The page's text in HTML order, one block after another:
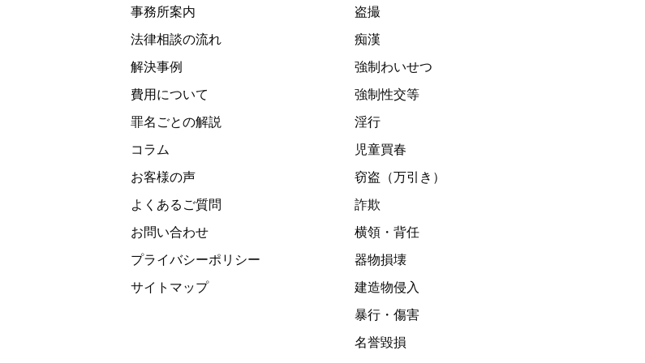
事務所案内
法律相談の流れ
解決事例
費用について
罪名ごとの解説
コラム
お客様の声
よくあるご質問
お問い合わせ
プライバシーポリシー
サイトマップ
盗撮
痴漢
強制わいせつ
強制性交等
淫行
児童買春
窃盗（万引き）
詐欺
横領・背任
器物損壊
建造物侵入
暴行・傷害
名誉毀損